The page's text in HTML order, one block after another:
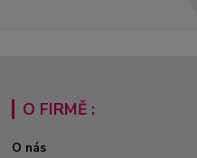
O FIRMĚ :
O nás